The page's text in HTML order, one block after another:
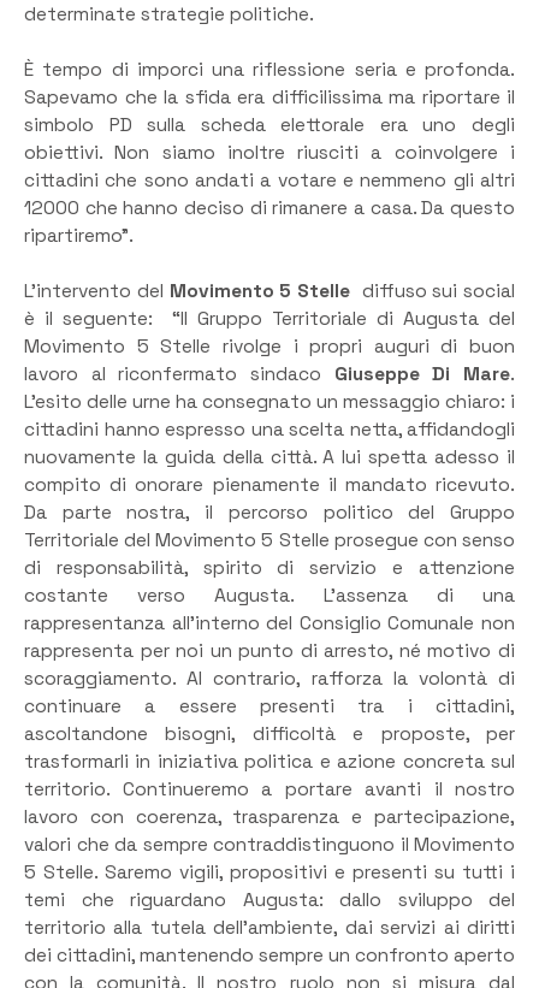
determinate strategie politiche.
È tempo di imporci una riflessione seria e profonda.
Sapevamo che la sfida era difficilissima ma riportare il
simbolo PD sulla scheda elettorale era uno degli
obiettivi. Non siamo inoltre riusciti a coinvolgere i
cittadini che sono andati a votare e nemmeno gli altri
12000 che hanno deciso di rimanere a casa. Da questo
ripartiremo”.
L’intervento del Movimento 5 Stelle diffuso sui social
è il seguente: “Il Gruppo Territoriale di Augusta del
Movimento 5 Stelle rivolge i propri auguri di buon
lavoro al riconfermato sindaco Giuseppe Di Mare.
L’esito delle urne ha consegnato un messaggio chiaro: i
cittadini hanno espresso una scelta netta, affidandogli
nuovamente la guida della città. A lui spetta adesso il
compito di onorare pienamente il mandato ricevuto.
Da parte nostra, il percorso politico del Gruppo
Territoriale del Movimento 5 Stelle prosegue con senso
di responsabilità, spirito di servizio e attenzione
costante verso Augusta. L’assenza di una
rappresentanza all’interno del Consiglio Comunale non
rappresenta per noi un punto di arresto, né motivo di
scoraggiamento. Al contrario, rafforza la volontà di
continuare a essere presenti tra i cittadini,
ascoltandone bisogni, difficoltà e proposte, per
trasformarli in iniziativa politica e azione concreta sul
territorio. Continueremo a portare avanti il nostro
lavoro con coerenza, trasparenza e partecipazione,
valori che da sempre contraddistinguono il Movimento
5 Stelle. Saremo vigili, propositivi e presenti su tutti i
temi che riguardano Augusta: dallo sviluppo del
territorio alla tutela dell’ambiente, dai servizi ai diritti
dei cittadini, mantenendo sempre un confronto aperto